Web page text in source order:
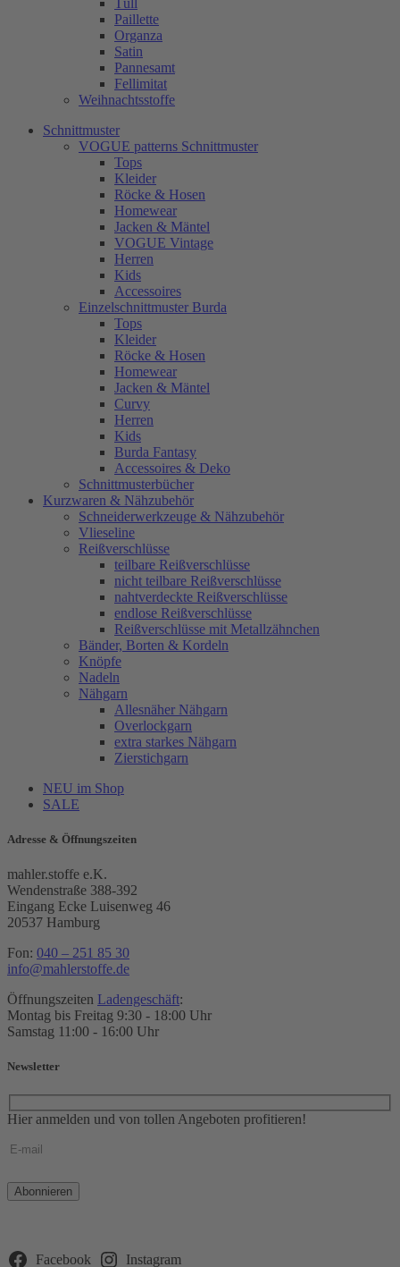
Paillette
Organza
Satin
Pannesamt
Fellimitat
Weihnachtsstoffe
Schnittmuster
VOGUE patterns Schnittmuster
Tops
Kleider
Röcke & Hosen
Homewear
Jacken & Mäntel
VOGUE Vintage
Herren
Kids
Accessoires
Einzelschnittmuster Burda
Tops
Kleider
Röcke & Hosen
Homewear
Jacken & Mäntel
Curvy
Herren
Kids
Burda Fantasy
Accessoires & Deko
Schnittmusterbücher
Kurzwaren & Nähzubehör
Schneiderwerkzeuge & Nähzubehör
Vlieseline
Reißverschlüsse
teilbare Reißverschlüsse
nicht teilbare Reißverschlüsse
nahtverdeckte Reißverschlüsse
endlose Reißverschlüsse
Reißverschlüsse mit Metallzähnchen
Bänder, Borten & Kordeln
Knöpfe
Nadeln
Nähgarn
Allesnäher Nähgarn
Overlockgarn
extra starkes Nähgarn
Zierstichgarn
NEU im Shop
SALE
Adresse & Öffnungszeiten
mahler.stoffe e.K.
Wendenstraße 388-392
Eingang Ecke Luisenweg 46
20537 Hamburg
Fon: 040 – 251 85 30
info@mahlerstoffe.de
Öffnungszeiten Ladengeschäft:
Montag bis Freitag 9:30 - 18:00 Uhr
Samstag 11:00 - 16:00 Uhr
Newsletter
Hier anmelden und von tollen Angeboten profitieren!
Bitte
lasse
leer.
Facebook Instagram